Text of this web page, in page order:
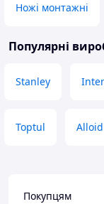
Ножі монтажні
Популярні
Stanley
Toptul Alloid
Покупцям